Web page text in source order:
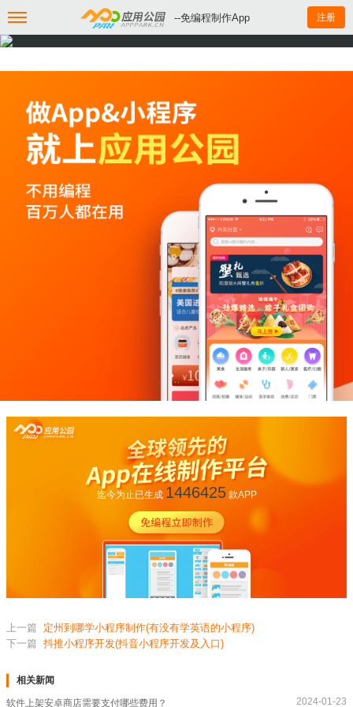
--免编程制作App 注册
迄今为止已生成 1446425款APP
上一篇
定州到哪学小程序制作(有没有学英语的小程序)
下一篇 抖推小程序开发(抖音小程序开发及入口)
相关新闻
软件上架安卓商店需要支付哪些费用？ 2024-01-23